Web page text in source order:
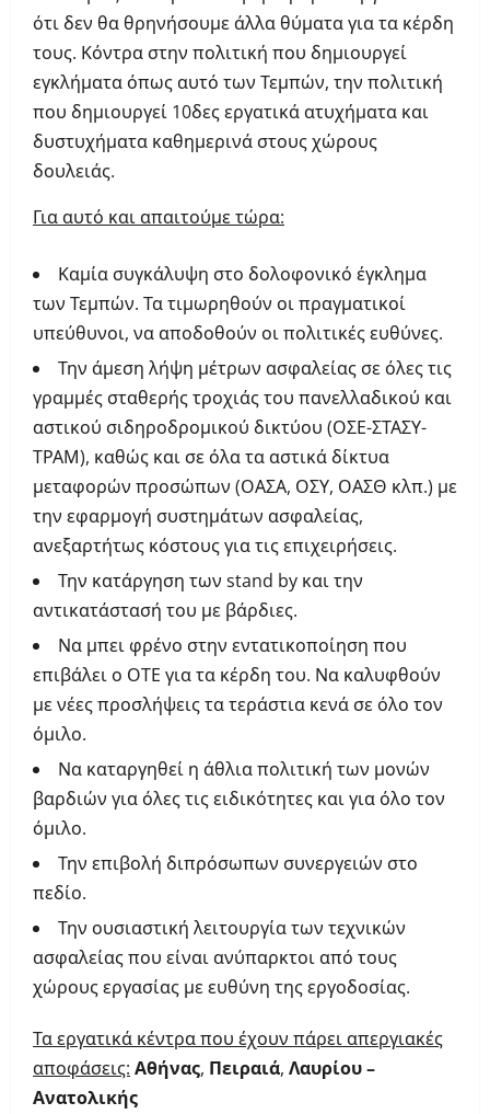
ότι δεν θα θρηνήσουμε άλλα θύματα για τα κέρδη
τους. Κόντρα στην πολιτική που δημιουργεί
εγκλήματα όπως αυτό των Τεμπών, την πολιτική
που δημιουργεί 10δες εργατικά ατυχήματα και
δυστυχήματα καθημερινά στους χώρους
δουλειάς.
Για αυτό και απαιτούμε τώρα:
Καμία συγκάλυψη στο δολοφονικό έγκλημα
των Τεμπών. Τα τιμωρηθούν οι πραγματικοί
υπεύθυνοι, να αποδοθούν οι πολιτικές ευθύνες.
Την άμεση λήψη μέτρων ασφαλείας σε όλες τις
γραμμές σταθερής τροχιάς του πανελλαδικού και
αστικού σιδηροδρομικού δικτύου (ΟΣΕ-ΣΤΑΣΥ-
ΤΡΑΜ), καθώς και σε όλα τα αστικά δίκτυα
μεταφορών προσώπων (ΟΑΣΑ, ΟΣΥ, ΟΑΣΘ κλπ.) με
την εφαρμογή συστημάτων ασφαλείας,
ανεξαρτήτως κόστους για τις επιχειρήσεις.
Την κατάργηση των stand by και την
αντικατάστασή του με βάρδιες.
Να μπει φρένο στην εντατικοποίηση που
επιβάλει ο ΟΤΕ για τα κέρδη του. Να καλυφθούν
με νέες προσλήψεις τα τεράστια κενά σε όλο τον
όμιλο.
Να καταργηθεί η άθλια πολιτική των μονών
βαρδιών για όλες τις ειδικότητες και για όλο τον
όμιλο.
Την επιβολή διπρόσωπων συνεργειών στο
πεδίο.
Την ουσιαστική λειτουργία των τεχνικών
ασφαλείας που είναι ανύπαρκτοι από τους
χώρους εργασίας με ευθύνη της εργοδοσίας.
Τα εργατικά κέντρα που έχουν πάρει απεργιακές
αποφάσεις: Αθήνας, Πειραιά, Λαυρίου –
Ανατολικής